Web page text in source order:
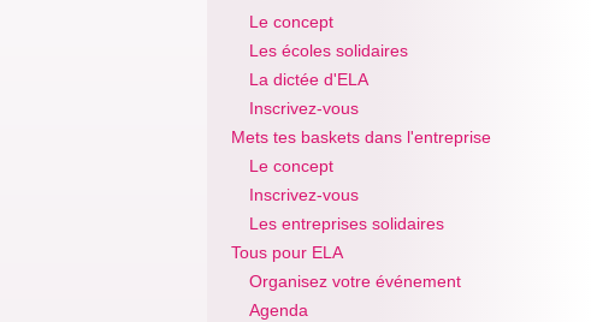
Le concept
Les écoles solidaires
La dictée d'ELA
Inscrivez-vous
Mets tes baskets dans l'entreprise
Le concept
Inscrivez-vous
Les entreprises solidaires
Tous pour ELA
Organisez votre événement
Agenda